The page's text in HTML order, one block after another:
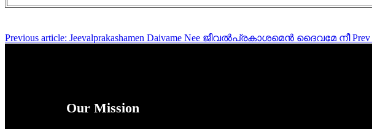
Previous article: Jeevalprakashamen Daivame Nee ജീവൽപ്രകാശമെൻ ദൈവമേ നീPrev
Our Mission